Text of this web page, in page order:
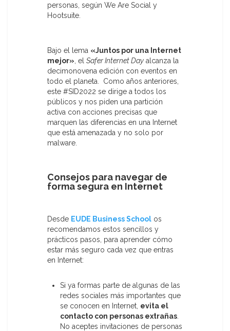
personas, según We Are Social y
Hootsuite.
Bajo el lema «Juntos por una Internet
mejor» , el Safer Internet Dayalcanza la
decimonovena edición con eventos en
todo el planeta. Como años anteriores,
este #SID2022 se dirige a todos los
públicos y nos piden una partición
activa con acciones precisas que
marquen las diferencias en una Internet
que está amenazada y no solo por
malware.
Consejos para navegar de
forma segura en Internet
Desde EUDE Business School os
recomendamos estos sencillos y
prácticos pasos, para aprender cómo
estar más seguro cada vez que entras
en Internet:
Si ya formas parte de algunas de las
redes sociales más importantes que
se conocen en Internet, evita el
contacto con personas extrañas.
No aceptes invitaciones de personas